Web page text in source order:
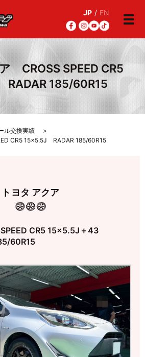
JP / EN
メ
CROSS SPEED CR5
185/60R15
ル交換実績
CR5 15×5.5J RADAR 185/60R15
トヨタ アクア
CR5 15×5.5J＋43
60R15